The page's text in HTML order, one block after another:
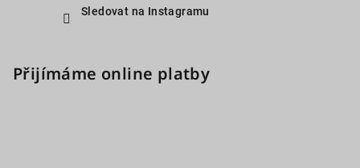
Sledovat na Instagramu
Přijímáme online platby